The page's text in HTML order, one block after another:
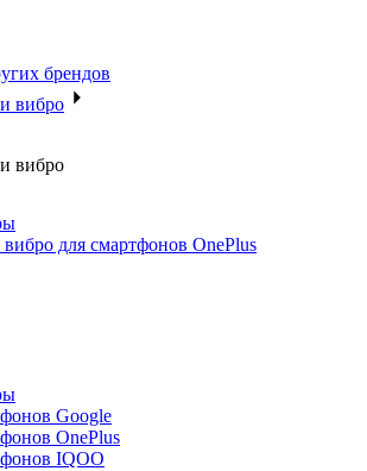
брендов
вибро
вибро
для смартфонов OnePlus
Google
OnePlus
IQOO